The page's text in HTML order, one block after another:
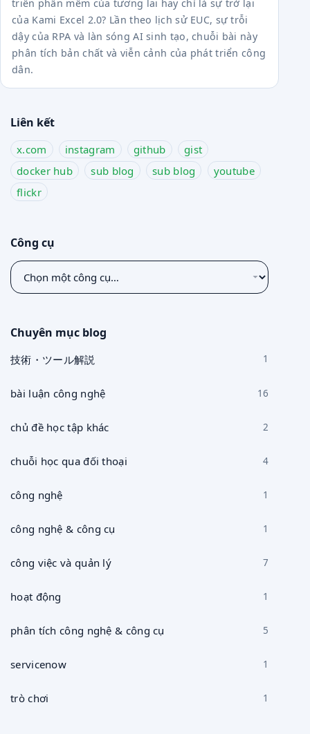
Liên kết
x.com instagram github
gist
docker hub
sub blog sub blog
youtube
flickr
Công cụ
Chọn
một
Chuyên mục blog
技術・ツール解説 1
bài luận công nghệ 16
chủ đề học tập khác 2
chuỗi học qua đối thoại 4
công nghệ 1
công nghệ & công cụ 1
công việc và quản lý 7
hoạt động 1
phân tích công nghệ & công cụ 5
servicenow 1
trò chơi 1
triển phần mềm của tương lai hay chỉ là sự trở lại
của Kami Excel 2.0? Lần theo lịch sử EUC, sự trỗi
dậy của RPA và làn sóng AI sinh tạo, chuỗi bài này
phân tích bản chất và viễn cảnh của phát triển công
dân.